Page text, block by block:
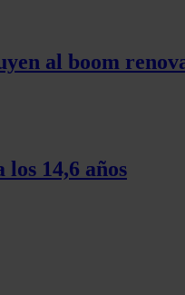
al boom
14,6 años